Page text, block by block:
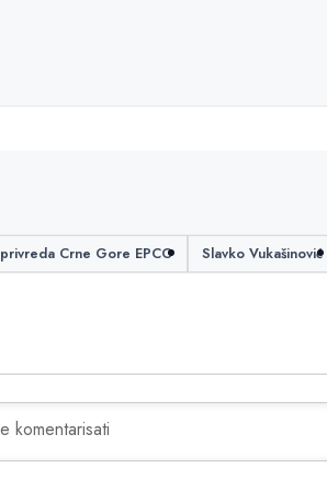
Crne Gore EPCG Slavko Vukašinović